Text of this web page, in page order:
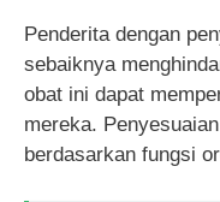
Penderita dengan
sebaiknya
obat ini dapat
mereka.
berdasarkan fungsi